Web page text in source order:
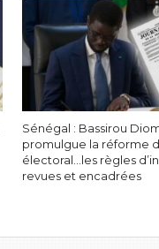
Sénégal : Bassirou
promulgue la réforme
électoral…les règles
revues et encadrées